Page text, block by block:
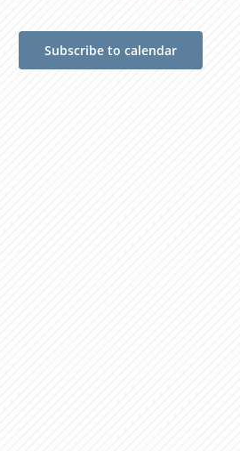
Subscribe to calendar